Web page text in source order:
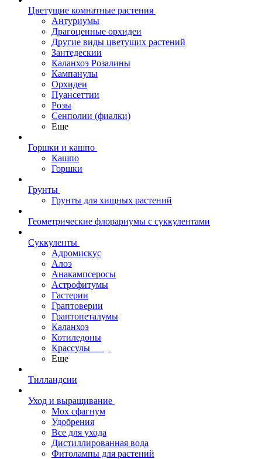
Цветущие комнатные растения
Антуриумы
Драгоценные орхидеи
Другие виды цветущих растений
Зантедескии
Каланхоэ Розалины
Кампанулы
Орхидеи
Пуансеттии
Розы
Сенполии (фиалки)
Еще
Горшки и кашпо
Кашпо
Горшки
Грунты
Грунты для хищных растений
Геометрические флорариумы с суккулентами
Суккуленты
Адромискус
Алоэ
Анакампсеросы
Астрофитумы
Гастерии
Граптоверии
Граптопеталумы
Каланхоэ
Котиледоны
Крассулы
Еще
Тилландсии
Уход и выращивание
Мох сфагнум
Удобрения
Все для ухода
Дистиллированная вода
Фитолампы для растений